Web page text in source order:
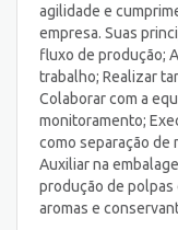
agilidade e
empresa. Suas
fluxo de produção;
trabalho; Realizar
Colaborar com a
monitoramento;
como separação de
Auxiliar na
produção de
aromas e